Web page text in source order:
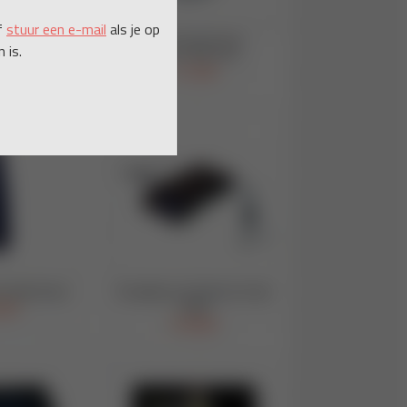
stuur een e-mail als je op
is.